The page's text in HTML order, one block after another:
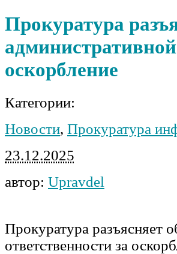
Прокуратура
оскорбление
Категории:
Новости, Прокуратура
23.12.2025
автор: Upravdel
Прокуратура разъясняет
ответственности за